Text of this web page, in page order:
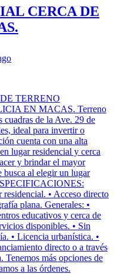
CERCA DE
TERRENO
EN MACAS. Terreno
cuadras de la Ave. 29 de
ideal para invertir o
cuenta con una alta
lugar residencial y cerca
y brindar el mayor
busca al elegir un lugar
• Acceso directo
plana. Generales: •
educativos y cerca de
disponibles. • Sin
• Licencia urbanística. •
directo o a través
Tenemos más opciones de
a las órdenes.